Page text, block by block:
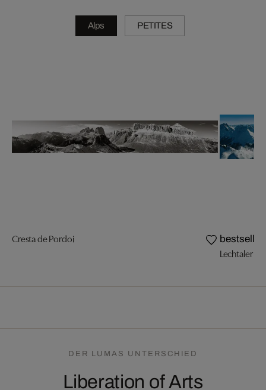
Alps PETITES
Cresta de Pordoi bestseller
Lechtaler
DER LUMAS UNTERSCHIED
Liberation of Arts